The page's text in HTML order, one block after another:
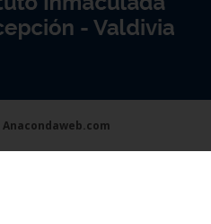
Anacondaweb.com